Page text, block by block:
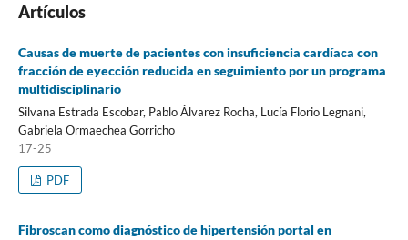
Artículos
Causas de muerte de pacientes con insuficiencia cardíaca con
fracción de eyección reducida en seguimiento por un programa
multidisciplinario
Silvana Estrada Escobar, Pablo Álvarez Rocha, Lucía Florio Legnani,
Gabriela Ormaechea Gorricho
17-25
PDF
Fibroscan como diagnóstico de hipertensión portal en